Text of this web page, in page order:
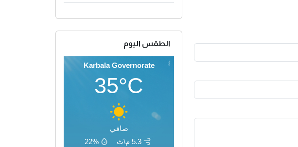
الطقس اليوم
Karbala Governorate
35°C
صافي
5.3 م\ث
22%